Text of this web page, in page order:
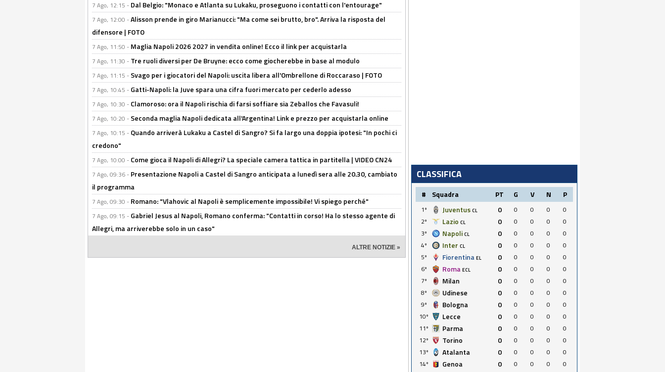
7 Ago, 12:15 - Dal Belgio: "Monaco e Atlanta su Lukaku, proseguono i contatti con l'entourage"
7 Ago, 12:00 -Alisson prende in giro Marianucci: "Ma come sei brutto, bro". Arriva la risposta del
difensore | FOTO
7 Ago, 11:50 - Maglia Napoli 2026 2027 in vendita online! Ecco il link per acquistarla
7 Ago, 11:30 - Tre ruoli diversi per De Bruyne: ecco come giocherebbe in base al modulo
7 Ago, 11:15 - Svago per i giocatori del Napoli: uscita libera all'Ombrellone di Roccaraso | FOTO
7 Ago, 10:45 - Gatti-Napoli: la Juve spara una cifra fuori mercato per cederlo adesso
7 Ago, 10:30 - Clamoroso: ora il Napoli rischia di farsi soffiare sia Zeballos che Favasuli!
7 Ago, 10:20 - Seconda maglia Napoli dedicata all'Argentina! Link e prezzo per acquistarla online
7 Ago, 10:15 - Quando arriverà Lukaku a Castel di Sangro? Si fa largo una doppia ipotesi: "In pochi ci
credono"
7 Ago, 10:00 - Come gioca il Napoli di Allegri? La speciale camera tattica in partitella | VIDEO CN24
7 Ago, 09:36 - Presentazione Napoli a Castel di Sangro anticipata a lunedì sera alle 20.30, cambiato
il programma
7 Ago, 09:30 - Romano: "Vlahovic al Napoli è semplicemente impossibile! Vi spiego perché"
7 Ago, 09:15 - Gabriel Jesus al Napoli, Romano conferma: "Contatti in corso! Ha lo stesso agente di
Allegri, ma arriverebbe solo in un caso"
ALTRE NOTIZIE »
CLASSIFICA
# Squadra PT G V N P
1º Juventus CL 0 0 0 0
0
2º
Lazio CL 0 0 0 0
0
3º
Napoli CL 0 0 0 0
0
4º
Inter CL 0 0 0 0
0
5º
Fiorentina EL 0 0 0 0
0
6º
Roma ECL 0 0 0 0
0
7º
Milan 0 0 0 0
0
8º
Udinese 0 0 0 0
0
9º
Bologna 0 0 0 0
0
10º
Lecce 0 0 0 0
0
11º
Parma 0 0 0 0
0
12º
Torino 0 0 0 0
0
13º
Atalanta 0 0 0 0
0
14º
Genoa 0 0 0 0
0